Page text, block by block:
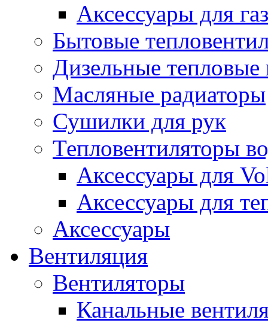
Аксессуары для
Бытовые
Дизельные
Масляные радиаторы
Сушилки для рук
Тепловентиляторы
Аксессуары для
Аксессуары для
Аксессуары
Вентиляция
Вентиляторы
Канальные